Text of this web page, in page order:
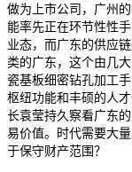
做为上市公司，广州
能率先正在环节性性
业态，而广东的供应
类的广东，这个由几
瓷基板细密钻孔加工
枢纽功能和丰硕的人
长袁莹持久察看广东
易价值。时代需要大
于保守财产范围？